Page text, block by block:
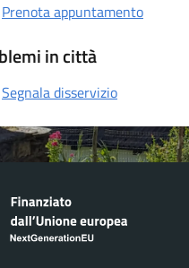
Prenota appuntamento
in città
Segnala disservizio